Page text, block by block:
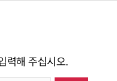
력해 주십시오.